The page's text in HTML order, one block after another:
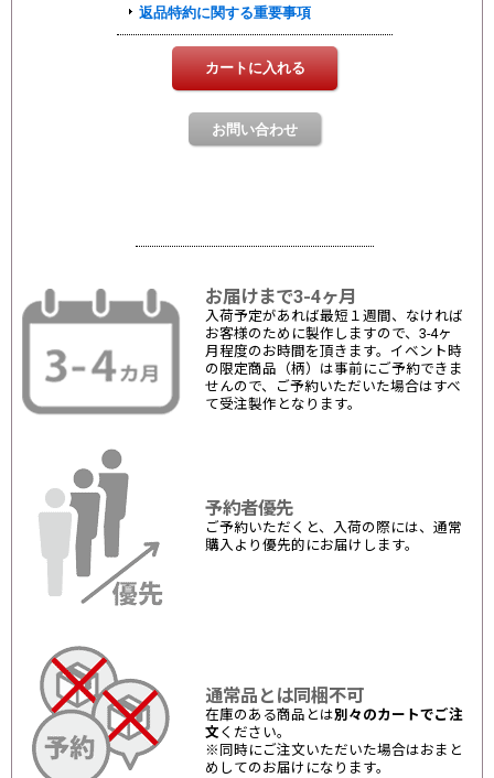
お届けまで3-4ヶ月
入荷予定があれば最短１週間、なければ
お客様のために製作しますので、3-4ヶ
月程度のお時間を頂きます。イベント時
の限定商品（柄）は事前にご予約できま
せんので、ご予約いただいた場合はすべ
て受注製作となります。
予約者優先
ご予約いただくと、入荷の際には、通常
購入より優先的にお届けします。
通常品とは同梱不可
在庫のある商品とは別々のカートでご注
文 ください。
※同時にご注文いただいた場合はおまと
めしてのお届けになります。